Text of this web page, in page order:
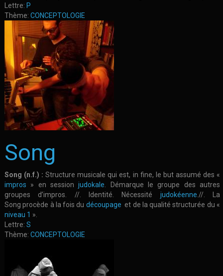
Lettre: P
Thème: CONCEPTOLOGIE
Song
Song (n.f.) :Structure musicale qui est, in fine, le but assumé des «
impros » en sessionjudokale . Démarque le groupe des autres
groupes d’impros. //. Identité. Nécessité judokéenne .//. La
Song procède à la fois du découpage et de la qualité structurée du «
niveau 1 ».
Lettre: S
Thème: CONCEPTOLOGIE